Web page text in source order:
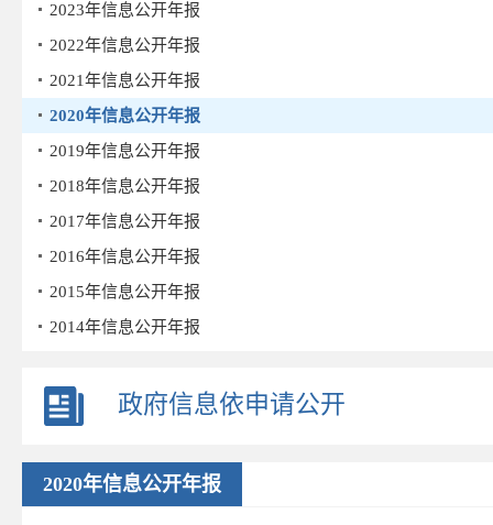
2023年信息公开年报
2022年信息公开年报
2021年信息公开年报
2020年信息公开年报
2019年信息公开年报
2018年信息公开年报
2017年信息公开年报
2016年信息公开年报
2015年信息公开年报
2014年信息公开年报
2012年信息公开年报
2010年信息公开年报
2009年信息公开年报
政府信息依申请公开
2020年信息公开年报